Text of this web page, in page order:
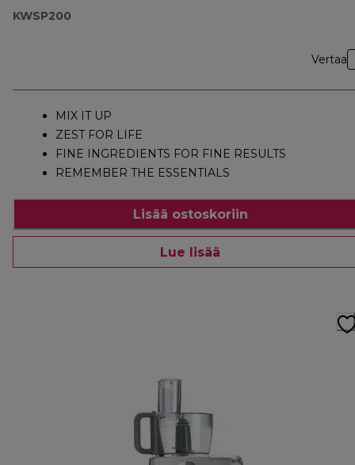
KWSP200
Vertaa
MIX IT UP
ZEST FOR LIFE
FINE INGREDIENTS FOR FINE RESULTS
REMEMBER THE ESSENTIALS
Lisää ostoskoriin
Lue lisää